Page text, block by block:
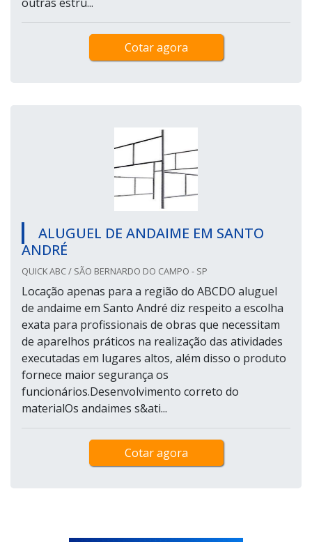
Cotar agora
ALUGUEL DE ANDAIME EM SANTO
ANDRÉ
QUICK ABC / SÃO BERNARDO DO CAMPO - SP
Locação apenas para a região do ABCDO aluguel
de andaime em Santo André diz respeito a escolha
exata para profissionais de obras que necessitam
de aparelhos práticos na realização das atividades
executadas em lugares altos, além disso o produto
fornece maior segurança os
funcionários.Desenvolvimento correto do
materialOs andaimes s&ati...
Cotar agora